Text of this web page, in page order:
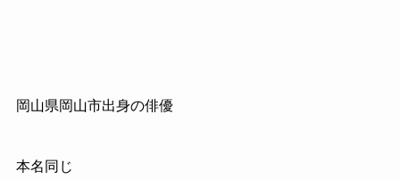
岡山県岡山市出身の俳優
本名同じ